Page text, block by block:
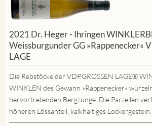
2021 Dr. Heger - Ihringen
Weissburgunder GG »Rappenecker«
LAGE
Die Rebstöcke der VDP.GROSSEN LAGE®
WINKLEN des Gewann »Rappenecker«
hervortretenden Bergzunge. Die Parzellen
höheren Lössanteil, kalkhaltiges Lockergestein.